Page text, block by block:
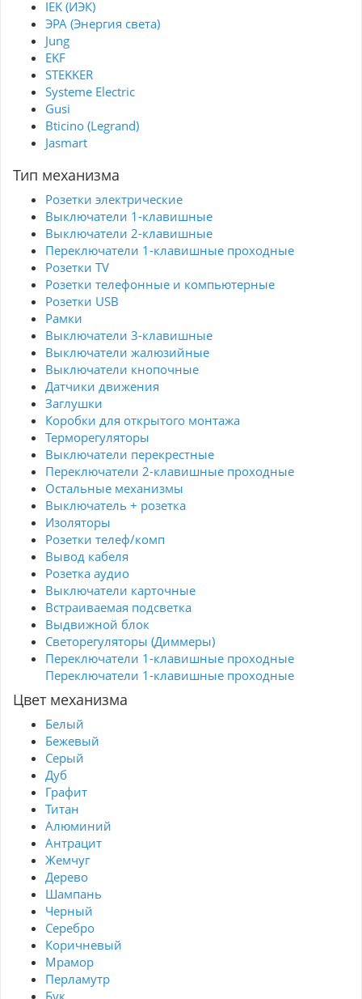
IEK (ИЭК)
ЭРА (Энергия света)
Jung
EKF
STEKKER
Systeme Electric
Gusi
Bticino (Legrand)
Jasmart
Тип механизма
Розетки электрические
Выключатели 1-клавишные
Выключатели 2-клавишные
Переключатели 1-клавишные проходные
Розетки TV
Розетки телефонные и компьютерные
Розетки USB
Рамки
Выключатели 3-клавишные
Выключатели жалюзийные
Выключатели кнопочные
Датчики движения
Заглушки
Коробки для открытого монтажа
Терморегуляторы
Выключатели перекрестные
Переключатели 2-клавишные проходные
Остальные механизмы
Выключатель + розетка
Изоляторы
Розетки телеф/комп
Вывод кабеля
Розетка аудио
Выключатели карточные
Встраиваемая подсветка
Выдвижной блок
Светорегуляторы (Диммеры)
Переключатели 1-клавишные проходные
Переключатели 1-клавишные проходные
Цвет механизма
Белый
Бежевый
Серый
Дуб
Графит
Титан
Алюминий
Антрацит
Жемчуг
Дерево
Шампань
Черный
Серебро
Коричневый
Мрамор
Перламутр